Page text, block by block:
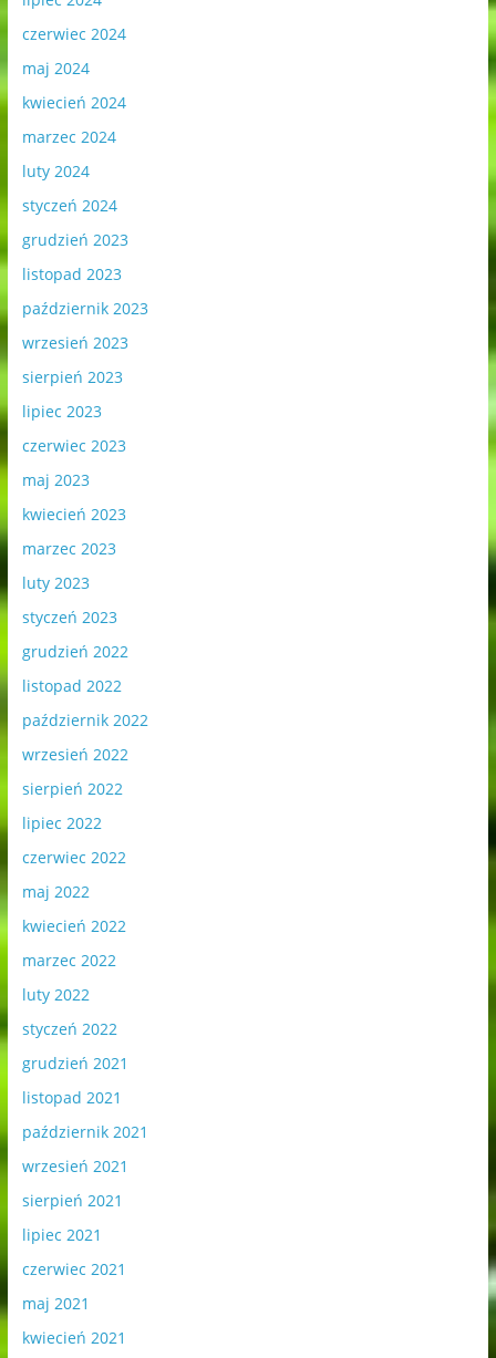
czerwiec 2024
maj 2024
kwiecień 2024
marzec 2024
luty 2024
styczeń 2024
grudzień 2023
listopad 2023
październik 2023
wrzesień 2023
sierpień 2023
lipiec 2023
czerwiec 2023
maj 2023
kwiecień 2023
marzec 2023
luty 2023
styczeń 2023
grudzień 2022
listopad 2022
październik 2022
wrzesień 2022
sierpień 2022
lipiec 2022
czerwiec 2022
maj 2022
kwiecień 2022
marzec 2022
luty 2022
styczeń 2022
grudzień 2021
listopad 2021
październik 2021
wrzesień 2021
sierpień 2021
lipiec 2021
czerwiec 2021
maj 2021
kwiecień 2021